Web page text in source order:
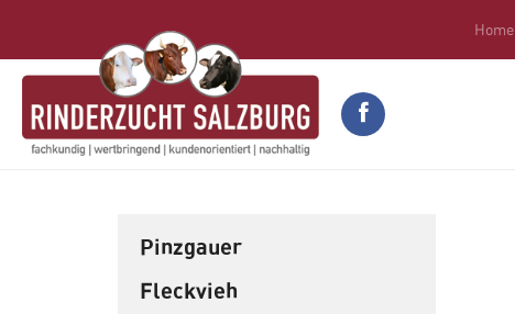
Home
Rinderzuchtverband Salzburg »Zucht
Pinzgauer
Fleckvieh